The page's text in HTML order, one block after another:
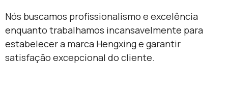
Nós buscamos profissionalismo e excelência
enquanto trabalhamos incansavelmente para
estabelecer a marca Hengxing e garantir
satisfação excepcional do cliente.